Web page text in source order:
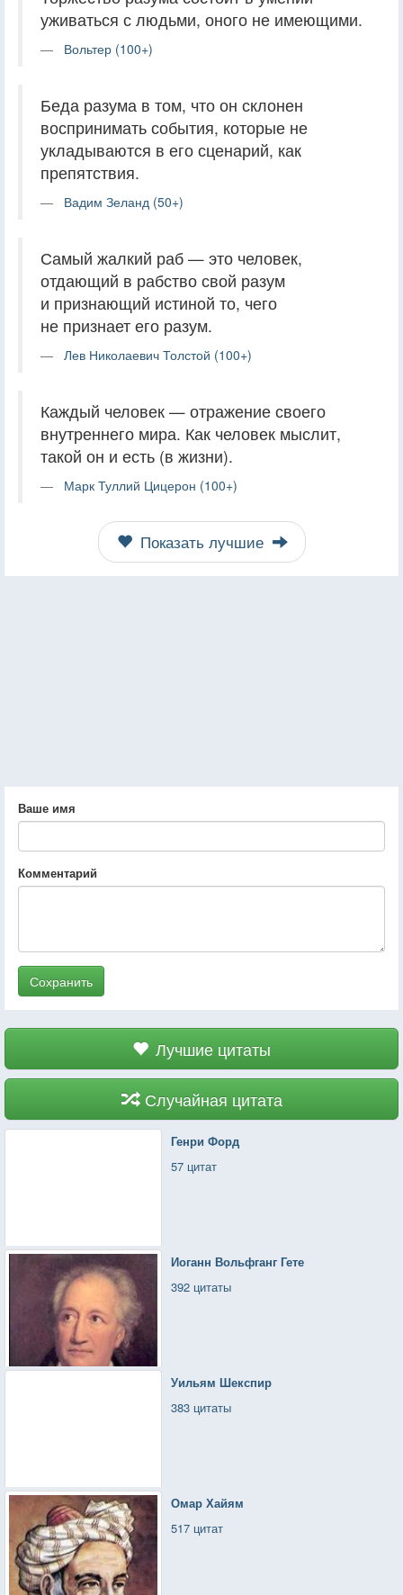
уживаться с людьми, оного не имеющими.
Вольтер (100+)
Беда разума в том, что он склонен
воспринимать события, которые не
укладываются в его сценарий, как
препятствия.
Вадим Зеланд (50+)
Самый жалкий раб — это человек,
отдающий в рабство свой разум
и признающий истиной то, чего
не признает его разум.
Лев Николаевич Толстой (100+)
Каждый человек — отражение своего
внутреннего мира. Как человек мыслит,
такой он и есть (в жизни).
Марк Туллий Цицерон (100+)
Показать лучшие
Ваше имя
Комментарий
Сохранить
Лучшие цитаты
Случайная цитата
Генри Форд
57 цитат
Иоганн Вольфганг Гете
392 цитаты
Уильям Шекспир
383 цитаты
Омар Хайям
517 цитат